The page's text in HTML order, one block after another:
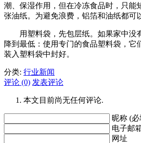
潮、保湿作用，但在冷冻食品时，只能
张油纸。为避免浪费，铝箔和油纸都可
用塑料袋，先包层纸。如果家中没有
降到最低：使用专门的食品塑料袋，
装入塑料袋中封好。
分类: 行业新闻
评论 (0) 发表评论
本文目前尚无任何评论.
昵称 (
电子邮
网址